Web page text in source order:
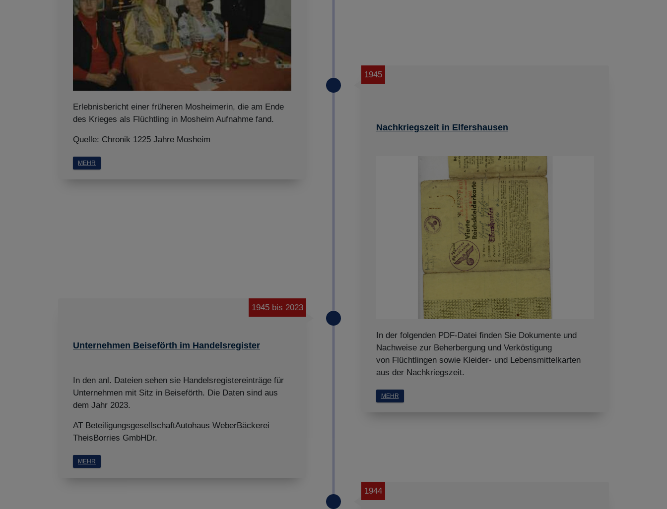
Erlebnisbericht einer früheren Mosheimerin, die am Ende
des Krieges als Flüchtling in Mosheim Aufnahme fand.
Quelle: Chronik 1225 Jahre Mosheim
MEHR
Nachkriegszeit in Elfershausen
1945
In der folgenden PDF-Datei finden Sie Dokumente und
Nachweise zur Beherbergung und Verköstigung
von Flüchtlingen sowie Kleider- und Lebensmittelkarten
aus der Nachkriegszeit.
MEHR
Unternehmen Beiseförth im Handelsregister
1945 bis 2023
In den anl. Dateien sehen sie Handelsregistereinträge für
Unternehmen mit Sitz in Beiseförth. Die Daten sind aus
dem Jahr 2023.
AT BeteiligungsgesellschaftAutohaus WeberBäckerei
TheisBorries GmbHDr.
MEHR
1944